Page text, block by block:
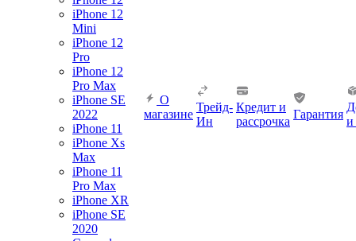
iPhone 12
Mini
iPhone 12
Pro
iPhone 12
Pro Max
iPhone SE
2022
iPhone 11
iPhone Xs
Max
iPhone 11
Pro Max
iPhone XR
iPhone SE
2020
О
магазине
Трейд-
Ин
Кредит и
рассрочка
Гарантия
и